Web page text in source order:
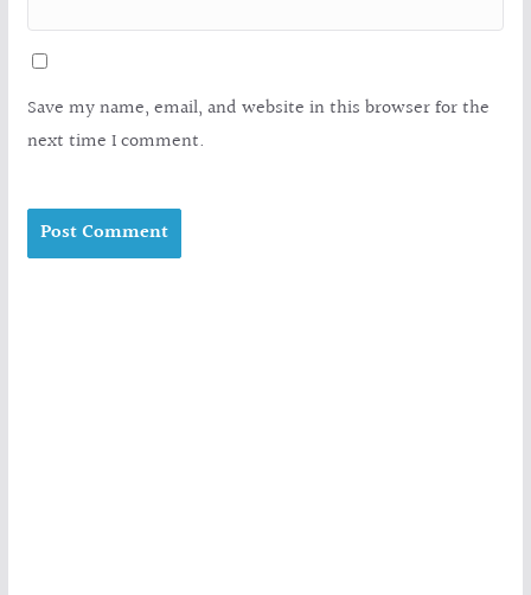
Save my name, email, and website in this browser for the
next time I comment.